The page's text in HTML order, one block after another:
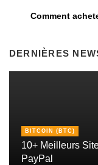
Comment
DERNIÈRES
BITCOIN (BTC)
10+ Meilleurs
PayPal